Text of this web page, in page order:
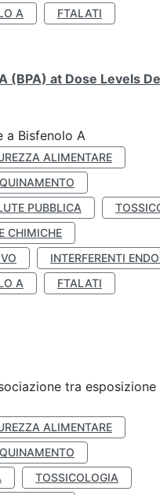
A
FTALATI
(BPA) at Dose Levels
a Bisfenolo A
ALIMENTARE
PUBBLICA
CHIMICHE
INTERFERENTI
A
FTALATI
tra
ALIMENTARE
TOSSICOLOGIA